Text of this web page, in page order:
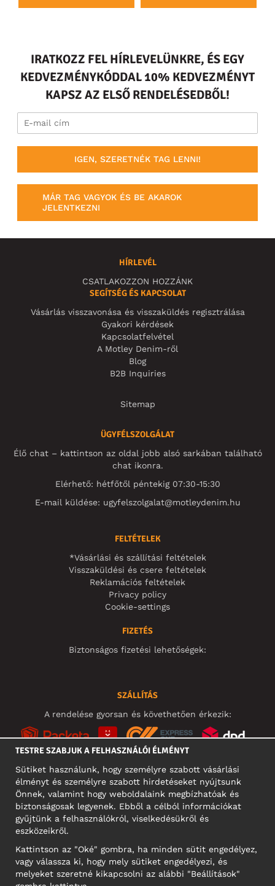
IRATKOZZ FEL HÍRLEVELÜNKRE, ÉS EGY
KEDVEZMÉNYKÓDDAL 10% KEDVEZMÉNYT
KAPSZ AZ ELSŐ RENDELÉSEDBŐL!
IGEN, SZERETNÉK TAG LENNI!
MÁR TAG VAGYOK ÉS BE AKAROK
JELENTKEZNI
HÍRLEVÉL
CSATLAKOZZON HOZZÁNK
SEGÍTSÉG ÉS KAPCSOLAT
Vásárlás visszavonása és visszaküldés regisztrálása
Gyakori kérdések
Kapcsolatfelvétel
A Motley Denim-ről
Blog
B2B Inquiries
Sitemap
ÜGYFÉLSZOLGÁLAT
Élő chat – kattintson az oldal jobb alsó sarkában található
chat ikonra.
Elérhető: hétfőtől péntekig 07:30-15:30
E-mail küldése: ugyfelszolgalat@motleydenim.hu
FELTÉTELEK
*Vásárlási és szállítási feltételek
Visszaküldési és csere feltételek
Reklamációs feltételek
Privacy policy
Cookie-settings
FIZETÉS
Biztonságos fizetési lehetőségek:
SZÁLLÍTÁS
A rendelése gyorsan és követhetően érkezik:
KÖZÖSSÉGI MÉDIA
Motley Denim Europe OÜ
Narva mnt 5, EE-10117 Tallinn
Reg: 12356245
TESTRE SZABJUK A FELHASZNÁLÓI ÉLMÉNYT
Sütiket használunk, hogy személyre szabott vásárlási
élményt és személyre szabott hirdetéseket nyújtsunk
Önnek, valamint hogy weboldalaink megbízhatóak és
biztonságosak legyenek. Ebből a célból információkat
gyűjtünk a felhasználókról, viselkedésükről és
eszközeikről.
Kattintson az "Oké" gombra, ha minden sütit engedélyez,
vagy válassza ki, hogy mely sütiket engedélyezi, és
melyeket szeretné kikapcsolni az alábbi "Beállítások"